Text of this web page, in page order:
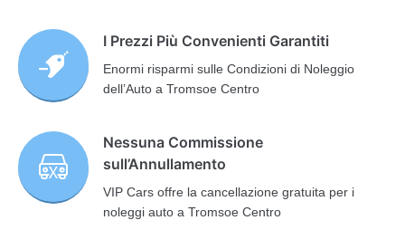
I Prezzi Più Convenienti Garantiti
Enormi risparmi sulle Condizioni di Noleggio
dell’Auto a Tromsoe Centro
Nessuna Commissione
sull’Annullamento
VIP Cars offre la cancellazione gratuita per i
noleggi auto a Tromsoe Centro